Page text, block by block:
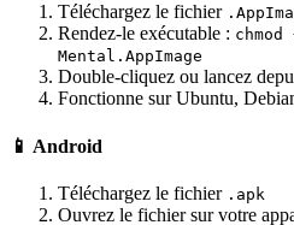
Téléchargez le fichier
Rendez-le exécutable :
Mental.AppImage
Double-cliquez ou lancez
Fonctionne sur Ubuntu,
📱 Android
Téléchargez le fichier .apk
Ouvrez le fichier sur votre